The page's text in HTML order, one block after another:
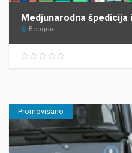
Beograd
Promovisano